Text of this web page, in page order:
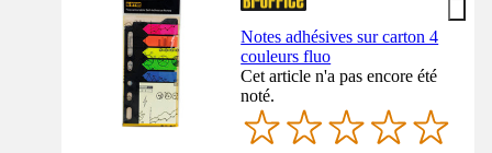
Notes adhésives sur carton 4
couleurs fluo
Cet article n'a pas encore été
noté.